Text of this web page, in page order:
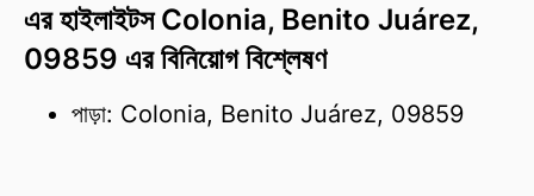
এর হাইলাইটস Colonia, Benito Juárez,
09859 এর বিনিয়োগ বিশ্লেষণ
পাড়া: Colonia, Benito Juárez, 09859